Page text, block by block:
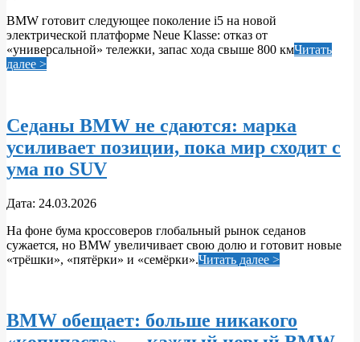
25
BMW готовит следующее поколение i5 на новой
электрической платформе Neue Klasse: отказ от
«универсальной» тележки, запас хода свыше 800 кмЧитать
далее >
Седаны BMW не сдаются: марка
усиливает позиции, пока мир сходит с
ума по SUV
2026-
24
Дата: 24.03.2026
На фоне бума кроссоверов глобальный рынок седанов
сужается, но BMW увеличивает свою долю и готовит новые
«трёшки», «пятёрки» и «семёрки».Читать далее >
BMW обещает: больше никакого